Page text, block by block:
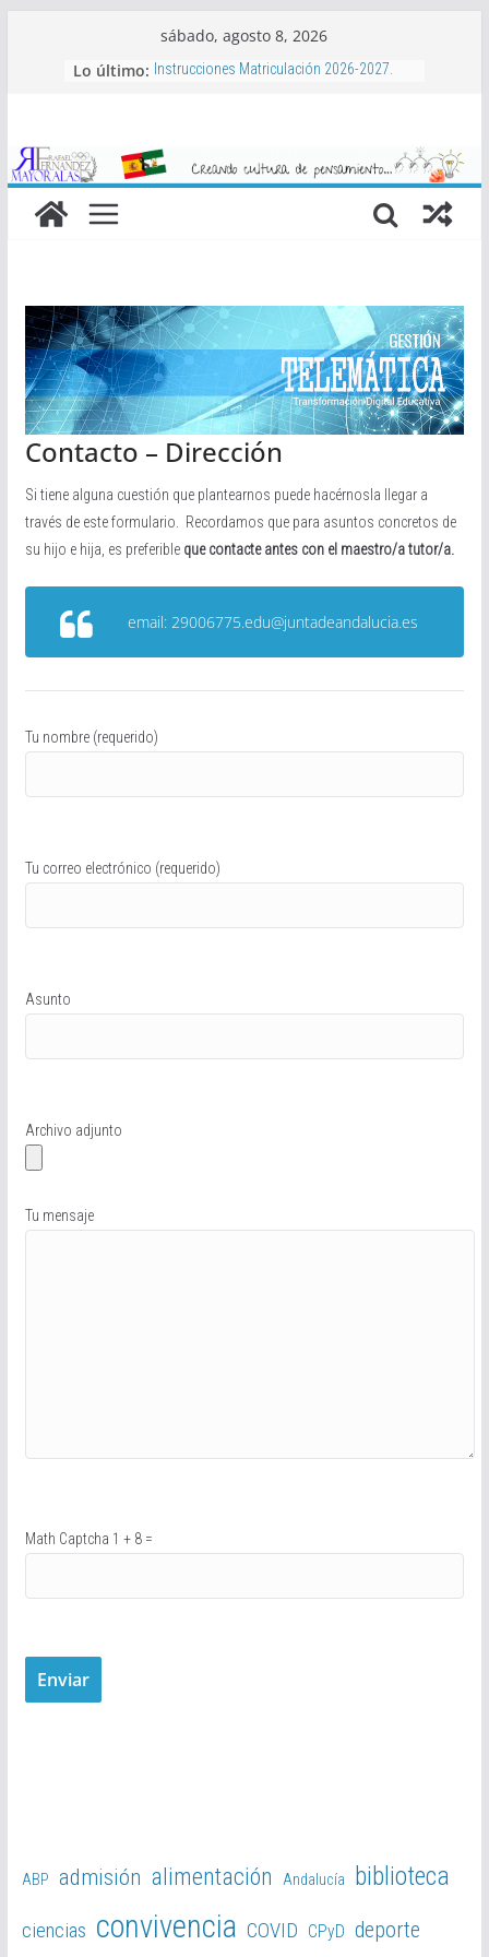
sábado, agosto 8, 2026
Lo último: Instrucciones Matriculación 2026-2027.
Proyecto de Club de Baloncesto Mayoralas
2026-2027
Actividades extraescolares 2026-2027
Contacto – Dirección
Si tiene alguna cuestión que plantearnos puede hacérnosla llegar a
través de este formulario. Recordamos que para asuntos concretos de
su hijo e hija, es preferible que contacte antes con el maestro/a tutor/a.
email: 29006775.edu@juntadeandalucia.es
Tu nombre (requerido)
Tu correo electrónico (requerido)
Asunto
Archivo adjunto
Tu mensaje
Math Captcha 1 + 8 =
ABP admisión alimentación Andalucía biblioteca
ciencias convivencia COVID CPyD deporte